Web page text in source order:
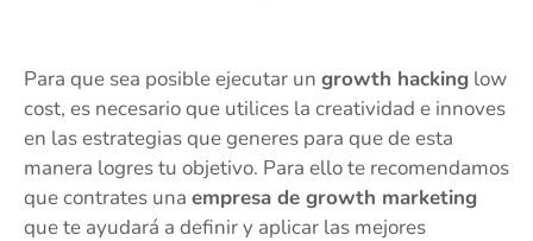
Para que sea posible ejecutar un growth hacking low
cost, es necesario que utilices la creatividad e innoves
en las estrategias que generes para que de esta
manera logres tu objetivo. Para ello te recomendamos
que contrates una empresa de growth marketing
que te ayudará a definir y aplicar las mejores